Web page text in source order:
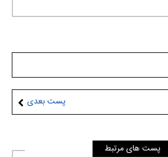
پست بعدی
پست های مرتبط